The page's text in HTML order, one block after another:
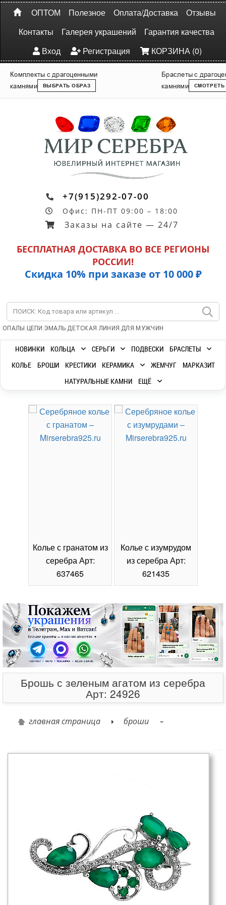
ОПТОМ Полезное Оплата/Доставка
Отзывы
Контакты
Галерея украшений
Гарантия качества
Вход
Регистрация КОРЗИНА (0)
Комплекты с драгоценными
камнями
ВЫБРАТЬ ОБРАЗ
Браслеты с
камнями
СМОТРЕТЬ
+7(915)292-07-00
Офис: ПН-ПТ 09:00 – 18:00
Заказы на сайте — 24/7
БЕСПЛАТНАЯ ДОСТАВКА ВО ВСЕ РЕГИОНЫ
РОССИИ!
Скидка 10% при заказе от 10 000 ₽
ОПАЛЫ | ЦЕПИ |ЭМАЛЬ|ДЕТСКАЯ ЛИНИЯ |ДЛЯ МУЖЧИН
НОВИНКИ КОЛЬЦА СЕРЬГИ ПОДВЕСКИ
БРАСЛЕТЫ
КОЛЬЕ
БРОШИ КРЕСТИКИ КЕРАМИКА ЖЕМЧУГ
МАРКАЗИТ
НАТУРАЛЬНЫЕ КАМНИ
ЕЩЁ
Колье с гранатом из
серебра Арт:
637465
Колье с изумрудом
из серебра Арт:
621435
Брошь с зеленым агатом из серебра
Арт: 24926
главная страница броши